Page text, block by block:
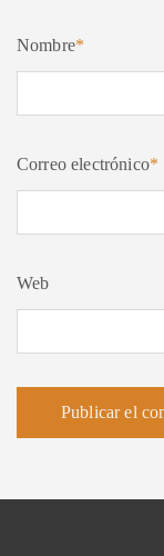
Nombre*
Correo electrónico*
Web